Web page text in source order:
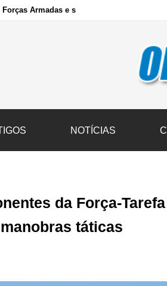
Forças Armadas e sociedade civil
NOTÍCIAS
da Força-
táticas